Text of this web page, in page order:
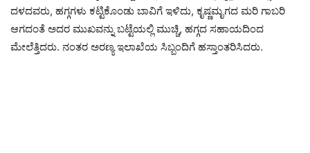
ದಳದವರು, ಹಗ್ಗಗಳು ಕಟ್ಟಿಕೊಂಡು ಬಾವಿಗೆ ಇಳಿದು, ಕೃಷ್ಣಮೃಗದ ಮರಿ ಗಾಬರಿ
ಆಗದಂತೆ ಅದರ ಮುಖವನ್ನು ಬಟ್ಟೆಯಲ್ಲಿ ಮುಚ್ಚಿ, ಹಗ್ಗದ ಸಹಾಯದಿಂದ
ಮೇಲೆತ್ತಿದರು. ನಂತರ ಅರಣ್ಯ ಇಲಾಖೆಯ ಸಿಬ್ಬಂದಿಗೆ ಹಸ್ತಾಂತರಿಸಿದರು.